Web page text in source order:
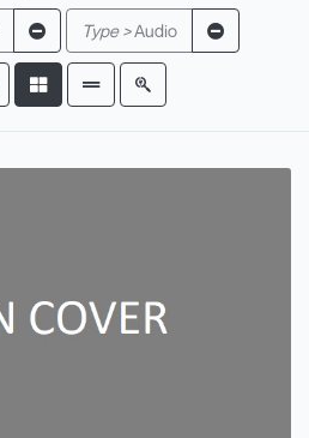
Type >Audio